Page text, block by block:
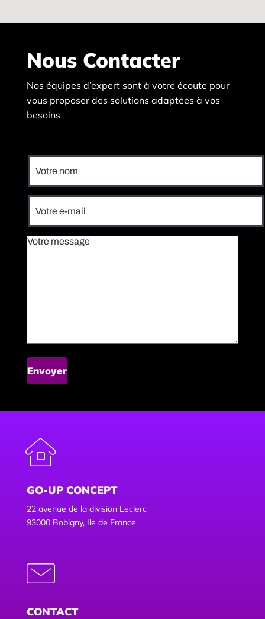
Nous Contacter
Nos équipes d’expert sont à votre écoute pour
vous proposer des solutions adaptées à vos
besoins
GO-UP CONCEPT
22 avenue de la division Leclerc
93000 Bobigny, Ile de France
CONTACT